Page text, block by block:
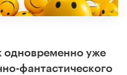
одновременно уже
фантастического